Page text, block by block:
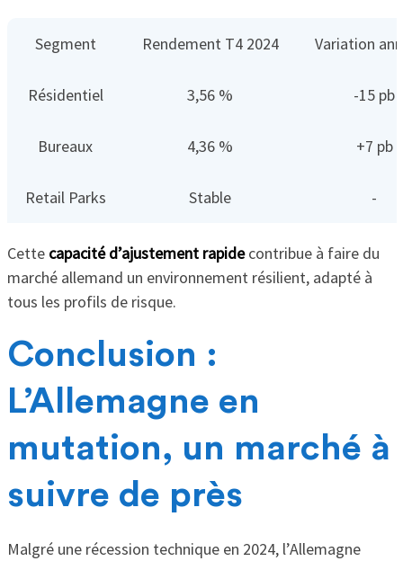
Segment Rendement T4 2024 Variation
Résidentiel 3,56 % -15 pb
Bureaux 4,36 % +7 pb
Retail Parks Stable -
Cette capacité d’ajustement rapidecontribue à faire du
marché allemand un environnement résilient, adapté à
tous les profils de risque.
Conclusion :
L’Allemagne en
mutation, un marché à
suivre de près
Malgré une récession technique en 2024, l’Allemagne